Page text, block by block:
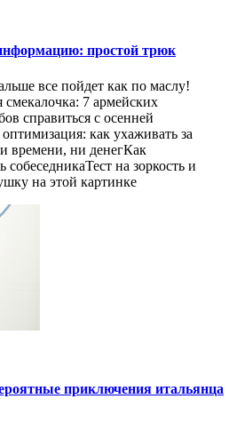
простой трюк
все пойдет как по маслу!
7 армейских
справиться с осенней
как ухаживать за
времени, ни денегКак
на зоркость и
на этой картинке
приключения итальянца